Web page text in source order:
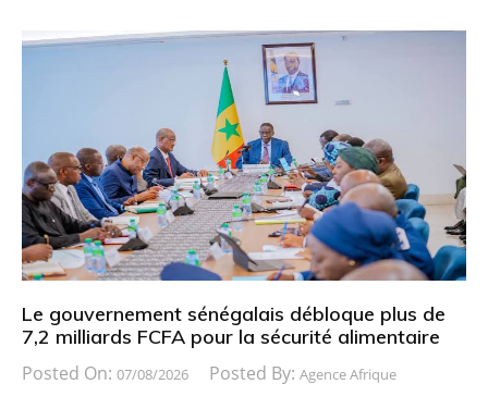
Le gouvernement sénégalais débloque plus de
7,2 milliards FCFA pour la sécurité alimentaire
Posted On: 07/08/2026 Posted By: Agence Afrique